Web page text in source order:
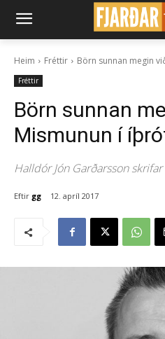
Heim Fréttir Börn sunnan megin
Fréttir
Börn sunnan
Mismunun í
Halldór Jón Garðarsson skrifar
Eftir gg 12. apríl 2017